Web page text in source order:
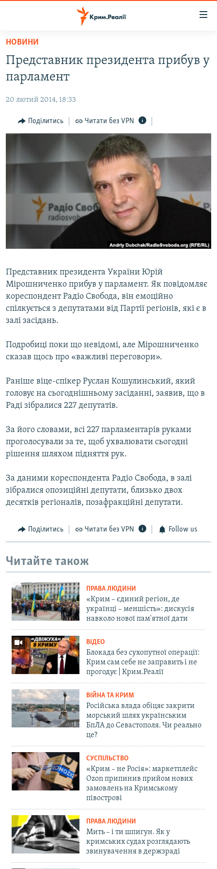
Перейти
основного
матеріалу
Перейти
до
навігації
Перейти
ВОДА.КРИМ
ВІДЕО ТА ФОТО
ПОЛІТИКА
БЛОГИ
СПЕЦПРОЕКТИ
ДЕПОРТАЦІЯ
ВІДЕОУРОКИ «ELIFBE»
СВІДЧЕННЯ ОКУПАЦІЇ
ЯК ОБІЙТИ БЛОКУВАННЯ
Qırımtatar
ДОЛУЧАЙСЯ!
Усі сайти RFE/RL
НОВИНИ
Представник президента прибув у
парламент
20 лютий 2014, 18:33
Поділитись Читати без VPN
Представник президента України Юрій
Мірошниченко прибув у парламент. Як повідомляє
кореспондент Радіо Свобода, він емоційно
спілкується з депутатами від Партії регіонів, які є в
залі засідань.
Подробиці поки що невідомі, але Мірошниченко
сказав щось про «важливі переговори».
Раніше віце-спікер Руслан Кошулинський, який
головує на сьогоднішньому засіданні, заявив, що в
Раді зібралися 227 депутатів.
За його словами, всі 227 парламентарів руками
проголосували за те, щоб ухвалювати сьогодні
рішення шляхом підняття рук.
За даними кореспондента Радіо Свобода, в залі
зібралися опозиційні депутати, близько двох
десятків регіоналів, позафракційні депутати.
Поділитись Читати без VPN Follow us
Читайте також
ПРАВА ЛЮДИНИ
«Крим – єдиний регіон, де
українці – меншість»: дискусія
навколо нової пам'ятної дати
ВІДЕО
Блокада без сухопутної операції:
Крим сам себе не заправить і не
прогодує | Крим.Реалії
ВІЙНА ТА КРИМ
Російська влада обіцяє закрити
морський шлях українським
БпЛА до Севастополя. Чи реально
це?
СУСПІЛЬСТВО
«Крим – не Росія»: маркетплейс
Ozon припинив прийом нових
замовлень на Кримському
півострові
ПРАВА ЛЮДИНИ
Мить – і ти шпигун. Як у
кримських судах розглядають
звинувачення в держзраді